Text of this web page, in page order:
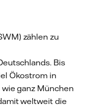
zählen zu
Bis
Ökostrom in
ganz München
weltweit die